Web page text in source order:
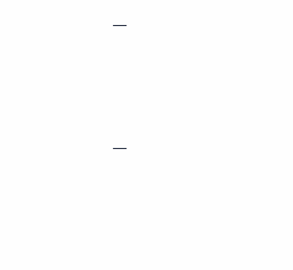
Встреча с Председателем
5 августа 2026 года, 18:15
—
—